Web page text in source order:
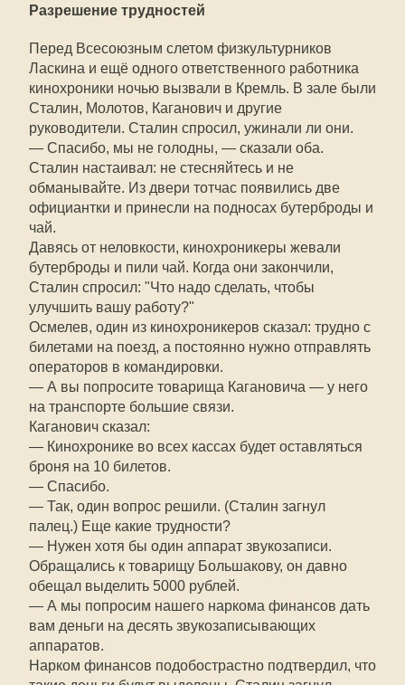
Разрешение трудностей
Перед Всесоюзным слетом физкультурников
Ласкина и ещё одного ответственного работника
кинохроники ночью вызвали в Кремль. В зале были
Сталин, Молотов, Каганович и другие
руководители. Сталин спросил, ужинали ли они.
— Спасибо, мы не голодны, — сказали оба.
Сталин настаивал: не стесняйтесь и не
обманывайте. Из двери тотчас появились две
официантки и принесли на подносах бутерброды и
чай.
Давясь от неловкости, кинохроникеры жевали
бутерброды и пили чай. Когда они закончили,
Сталин спросил: "Что надо сделать, чтобы
улучшить вашу работу?"
Осмелев, один из кинохроникеров сказал: трудно с
билетами на поезд, а постоянно нужно отправлять
операторов в командировки.
— А вы попросите товарища Кагановича — у него
на транспорте большие связи.
Каганович сказал:
— Кинохронике во всех кассах будет оставляться
броня на 10 билетов.
— Спасибо.
— Так, один вопрос решили. (Сталин загнул
палец.) Еще какие трудности?
— Нужен хотя бы один аппарат звукозаписи.
Обращались к товарищу Большакову, он давно
обещал выделить 5000 рублей.
— А мы попросим нашего наркома финансов дать
вам деньги на десять звукозаписывающих
аппаратов.
Нарком финансов подобострастно подтвердил, что